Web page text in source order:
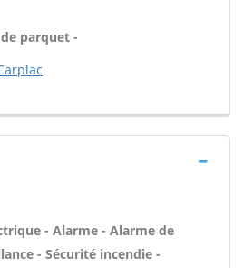
parquet -
- Alarme - Alarme de
- Sécurité incendie -